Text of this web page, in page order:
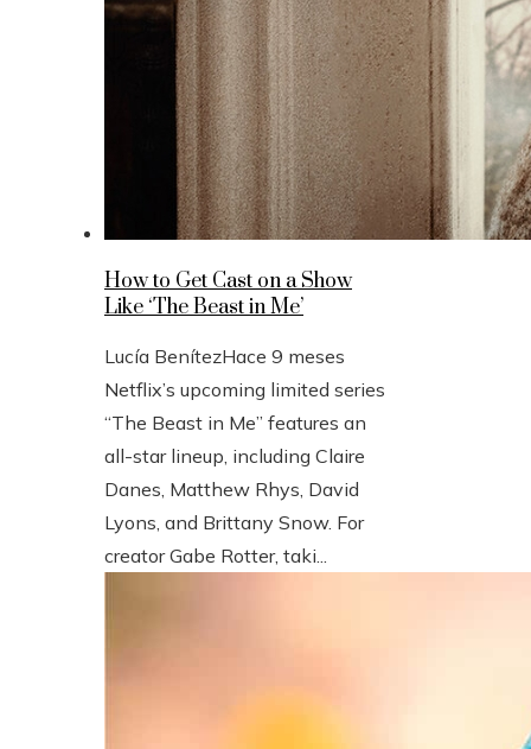
How to Get Cast on a Show
Like ‘The Beast in Me’
Lucía BenítezHace 9 meses
Netflix’s upcoming limited series
“The Beast in Me” features an
all-star lineup, including Claire
Danes, Matthew Rhys, David
Lyons, and Brittany Snow. For
creator Gabe Rotter, taki...